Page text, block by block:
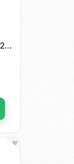
Agenda nedatata A5 128 foi cu elastic Rainbow,mate O27190